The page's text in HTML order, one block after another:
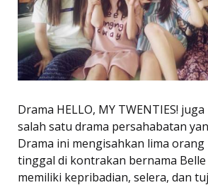
Drama HELLO, MY TWENTIES!
salah satu drama persahabatan
Drama ini mengisahkan lima orang
tinggal di kontrakan bernama Belle
memiliki kepribadian, selera, dan